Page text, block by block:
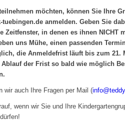
möchten, können Sie Ihre
anmelden. Geben Sie
Zeitfenster, in denen es ihnen NICHT
uns Mühe, einen passenden
die Anmeldefrist läuft bis zum 21.
Ablauf der Frist so bald wie möglich
wir auch Ihre Fragen per Mail (
wenn wir Sie und Ihre